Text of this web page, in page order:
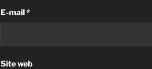
E-mail*
Site web